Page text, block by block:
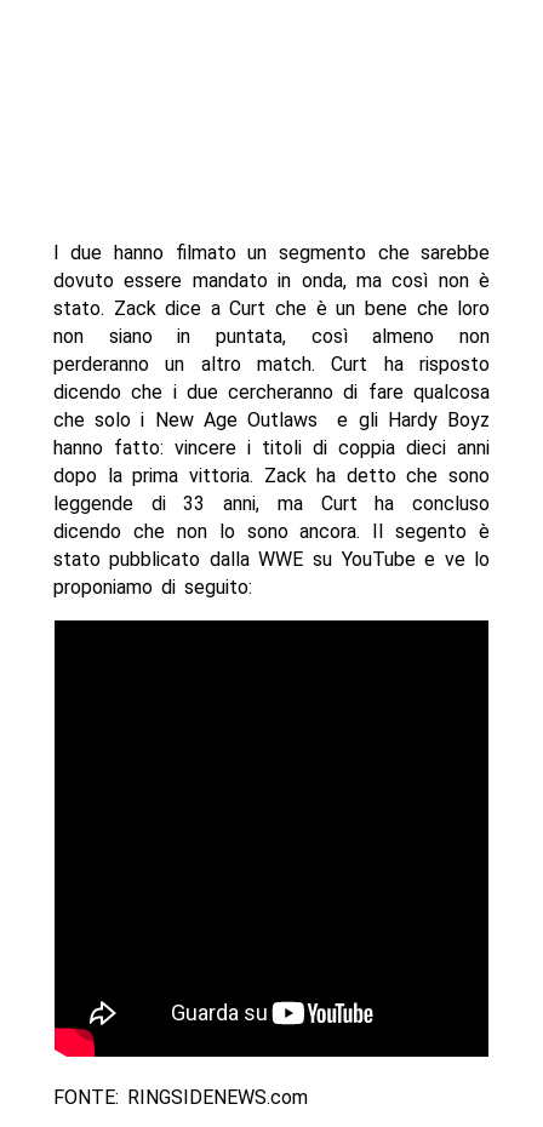
I due hanno filmato un segmento che sarebbe
dovuto essere mandato in onda, ma così non è
stato. Zack dice a Curt che è un bene che loro
non siano in puntata, così almeno non
perderanno un altro match. Curt ha risposto
dicendo che i due cercheranno di fare qualcosa
che solo i New Age Outlaws e gli Hardy Boyz
hanno fatto: vincere i titoli di coppia dieci anni
dopo la prima vittoria. Zack ha detto che sono
leggende di 33 anni, ma Curt ha concluso
dicendo che non lo sono ancora. Il segento è
stato pubblicato dalla WWE su YouTube e ve lo
proponiamo di seguito:
FONTE: RINGSIDENEWS.com